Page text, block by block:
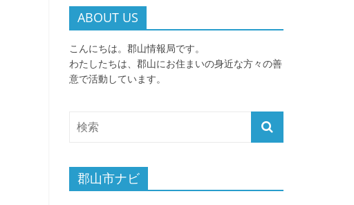
ABOUT US
こんにちは。郡山情報局です。
わたしたちは、郡山にお住まいの身近な方々の善
意で活動しています。
郡山市ナビ